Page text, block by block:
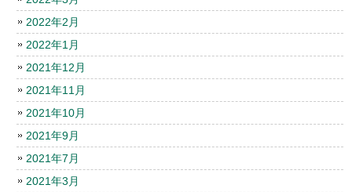
2022年2月
2022年1月
2021年12月
2021年11月
2021年10月
2021年9月
2021年7月
2021年3月